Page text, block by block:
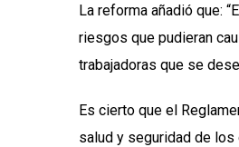
La reforma añadió que:
riesgos que pudieran
trabajadoras que se
Es cierto que el
salud y seguridad de los